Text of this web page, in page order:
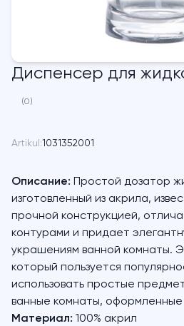
Диспенсер для
(0)
Artikul:1031352001
Описание: Простой дозатор
изготовленный из акрила,
прочной конструкцией,
контурами и придает
украшениям ванной комнаты.
который пользуется
использовать простые
ванные комнаты,
Материал: 100% акрил